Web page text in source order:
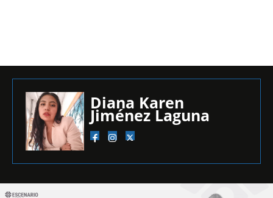
Diana Karen
Jiménez Laguna